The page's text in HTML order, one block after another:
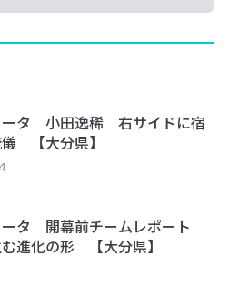
ータ 小田逸稀 右サイドに宿
【大分県】
ータ 開幕前チームレポート
進化の形 【大分県】